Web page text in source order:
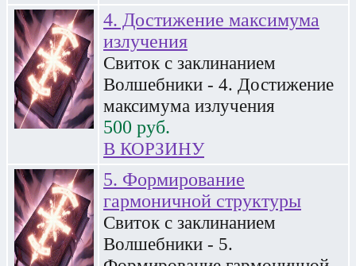
4. Достижение максимума
излучения
Свиток с заклинанием
Волшебники - 4. Достижение
максимума излучения
500 руб.
В КОРЗИНУ
5. Формирование
гармоничной структуры
Свиток с заклинанием
Волшебники - 5.